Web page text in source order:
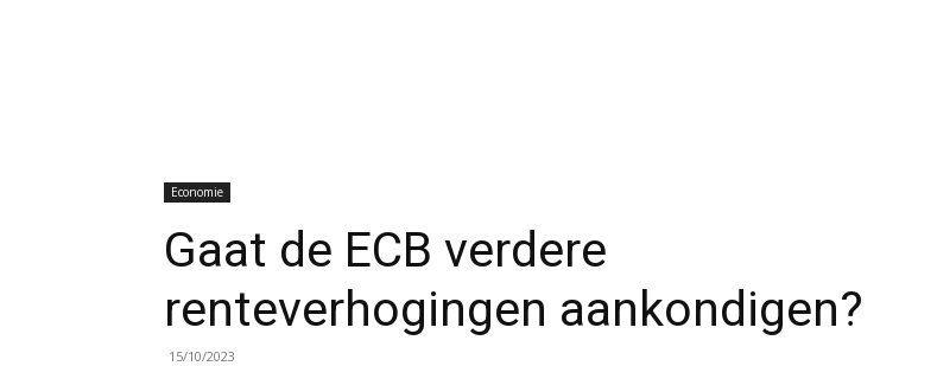
Economie
Gaat de ECB verdere
renteverhogingen aankondigen?
15/10/2023